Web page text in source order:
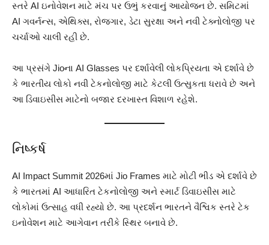
સ્તરે AI ઇનોવેશન માટે મંચ પર ઉભું કરવાનું આયોજન છે. સમિટમાં
AI ગવર્નન્સ, એથિક્સ, રોજગાર, ડેટા સુરક્ષા અને નવી ટેક્નોલોજી પર
ચર્ચાઓ ચાલી રહી છે.
આ પ્રસંગે Jioના AI Glasses પર દર્શાવેલી લોકપ્રિયતા એ દર્શાવે છે
કે ભારતીય લોકો નવી ટેકનોલોજી માટે કેટલી ઉત્સુકતા ધરાવે છે અને
આ ડિવાઇસીસ માટેનો બજાર દરખાસ્ત વિશાળ રહેશે.
નિષ્કર્ષ
AI Impact Summit 2026માં Jio Frames માટે મોટી ભીડ એ દર્શાવે છે
કે ભારતમાં AI આધારિત ટેકનોલોજી અને સ્માર્ટ ડિવાઇસીસ માટે
લોકોમાં ઉત્સાહ વધી રહ્યો છે. આ પ્રદર્શન ભારતને વૈશ્વિક સ્તરે ટેક
ઇનોવેશન માટે આગેવાન તરીકે સ્થિર બનાવે છે.